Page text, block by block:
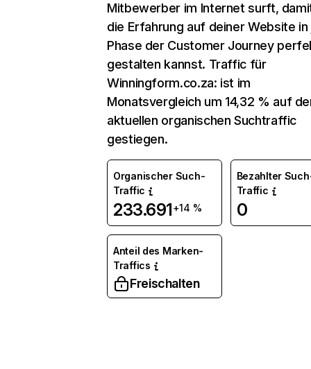
Mitbewerber im Internet surft,
die Erfahrung auf deiner Website
Phase der Customer Journey
gestalten kannst. Traffic für
Winningform.co.za: ist im
Monatsvergleich um 14,32 % auf
aktuellen organischen Suchtraffic
gestiegen.
Organischer Such-
Traffic
233.691+14 %
Bezahlter
Traffic
0
Anteil des Marken-
Traffics
Freischalten